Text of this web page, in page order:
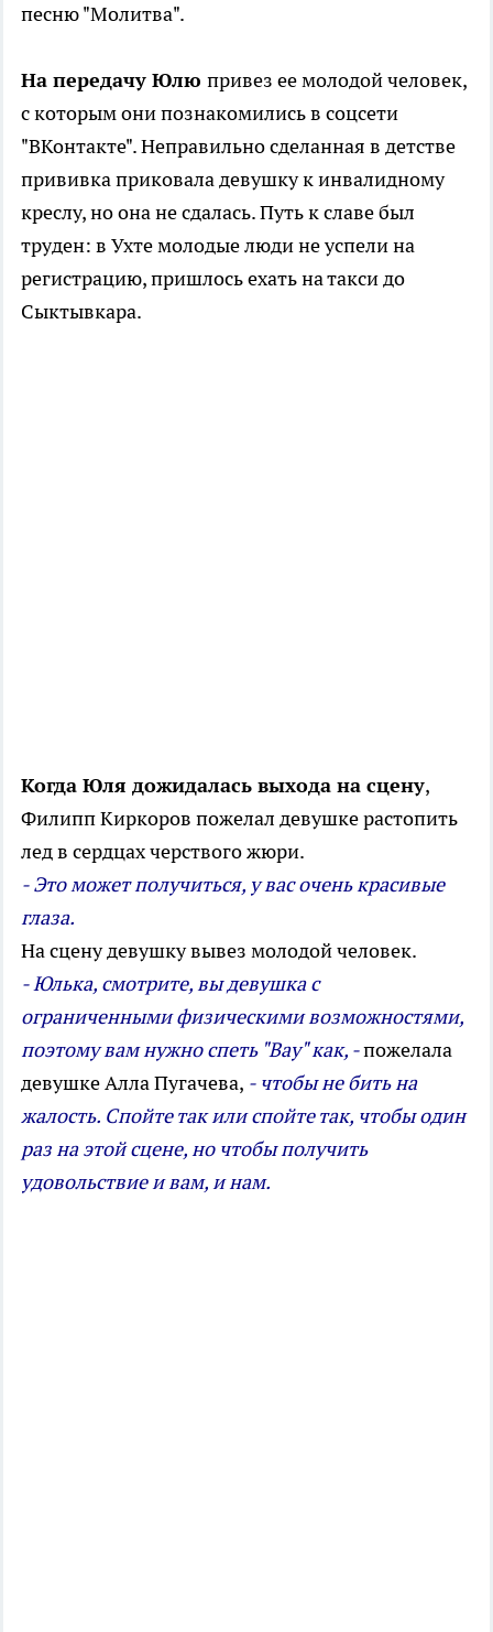
песню "Молитва".
На передачу Юлю привез ее молодой человек,
с которым они познакомились в соцсети
"ВКонтакте". Неправильно сделанная в детстве
прививка приковала девушку к инвалидному
креслу, но она не сдалась. Путь к славе был
труден: в Ухте молодые люди не успели на
регистрацию, пришлось ехать на такси до
Сыктывкара.
Когда Юля дожидалась выхода на сцену,
Филипп Киркоров пожелал девушке растопить
лед в сердцах черствого жюри.
- Это может получиться, у вас очень красивые
глаза.
На сцену девушку вывез молодой человек.
- Юлька, смотрите, вы девушка с
ограниченными физическими возможностями,
поэтому вам нужно спеть "Вау" как, -пожелала
девушке Алла Пугачева, - чтобы не бить на
жалость. Спойте так или спойте так, чтобы один
раз на этой сцене, но чтобы получить
удовольствие и вам, и нам.